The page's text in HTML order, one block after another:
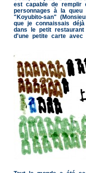
est capable de remplir
personnages à la queu
"Koyubito-san"
que je connaissais
dans le petit
d'une petite carte